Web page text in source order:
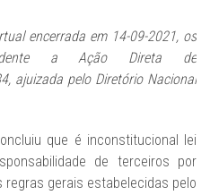
encerrada em 14-09-2021, os
a Ação Direta de
ajuizada pelo Diretório Nacional
que é inconstitucional lei
de terceiros por
gerais estabelecidas pelo